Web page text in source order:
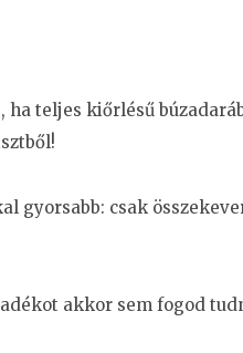
teljes kiőrlésű
gyorsabb: csak
akkor sem fogod